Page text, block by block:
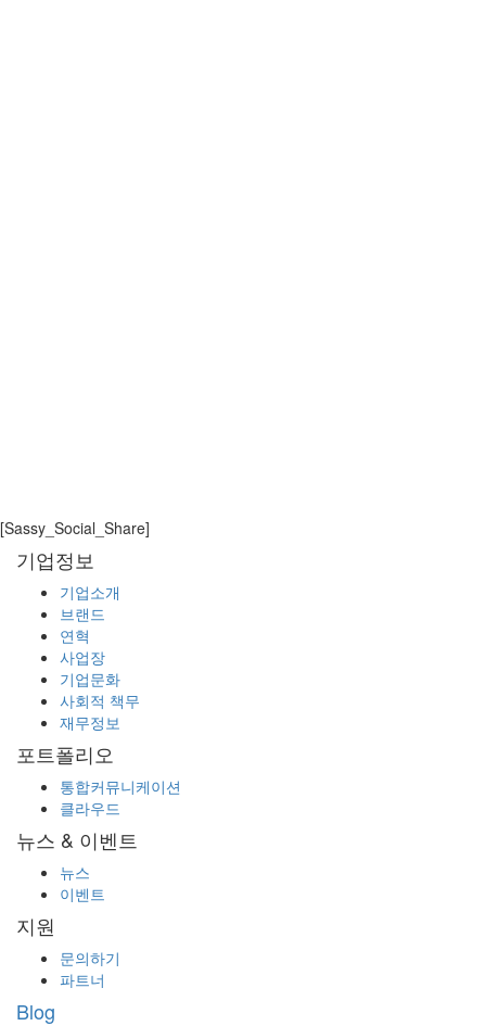
자세한 내용은 추후 업데이트 될 예정이며, 관련 문의 사항
LIST
[Sassy_Social_Share]
기업정보
기업소개
브랜드
연혁
사업장
기업문화
사회적 책무
재무정보
포트폴리오
통합커뮤니케이션
클라우드
뉴스 & 이벤트
뉴스
이벤트
지원
문의하기
파트너
Blog